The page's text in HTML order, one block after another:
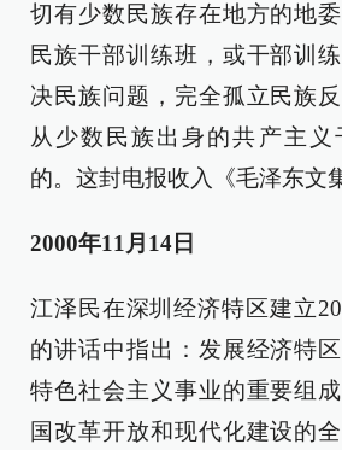
切有少数民族存在地方的地
民族干部训练班，或干部训
决民族问题，完全孤立民族
从少数民族出身的共产主义
的。这封电报收入《毛泽东文
2000年11月14日
江泽民在深圳经济特区建立
的讲话中指出：发展经济特
特色社会主义事业的重要组
国改革开放和现代化建设的